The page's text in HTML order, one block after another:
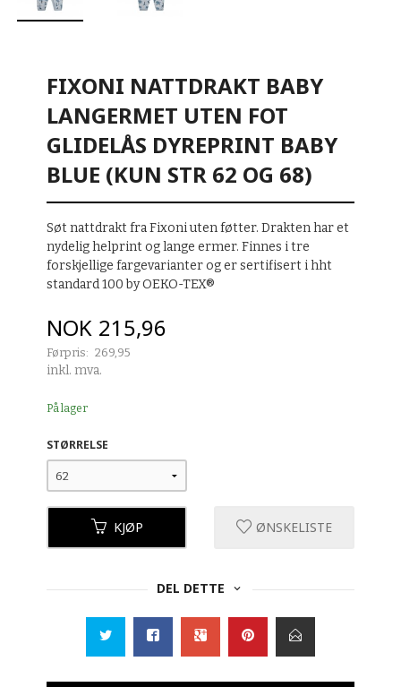
FIXONI NATTDRAKT BABY
LANGERMET UTEN FOT
GLIDELÅS DYREPRINT BABY
BLUE (KUN STR 62 OG 68)
Søt nattdrakt fra Fixoni uten føtter. Drakten har et
nydelig helprint og lange ermer. Finnes i tre
forskjellige fargevarianter og er sertifisert i hht
standard 100 by OEKO-TEX®
Tilbud
NOK 215,96
Førpris: 269,95
Rabatt
inkl. mva.
På lager
STØRRELSE
KJØP ØNSKELISTE
DEL DETTE